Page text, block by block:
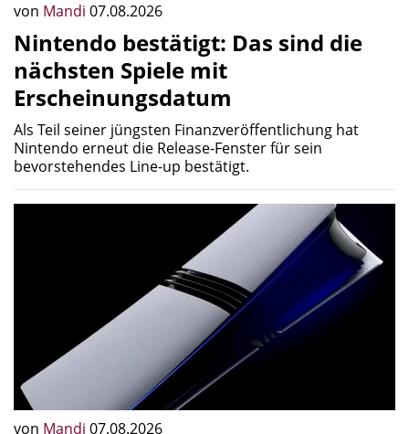
von Mandi 07.08.2026
Nintendo bestätigt: Das sind die
nächsten Spiele mit
Erscheinungsdatum
Als Teil seiner jüngsten Finanzveröffentlichung hat
Nintendo erneut die Release-Fenster für sein
bevorstehendes Line-up bestätigt.
von Mandi 07.08.2026